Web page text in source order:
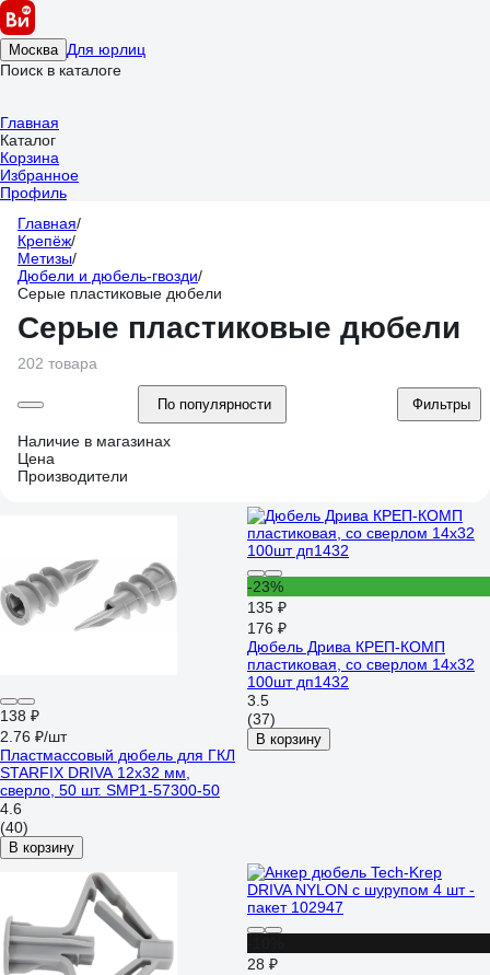
Москва Для юрлиц
Поиск в каталоге
Главная
Каталог
Корзина
Избранное
Профиль
Главная/
Крепёж/
Метизы/
Дюбели и дюбель-гвозди/
Серые пластиковые дюбели
Серые пластиковые дюбели
202 товара
По популярности Фильтры
Наличие в магазинах
Цена
Производители
138 ₽
2.76 ₽/шт
Пластмассовый дюбель для ГКЛ
STARFIX DRIVA 12x32 мм,
сверло, 50 шт. SMP1-57300-50
4.6
(40)
В корзину
-23%
135 ₽
176 ₽
Дюбель Дрива КРЕП-КОМП
пластиковая, со сверлом 14х32
100шт дп1432
3.5
(37)
В корзину
28 ₽